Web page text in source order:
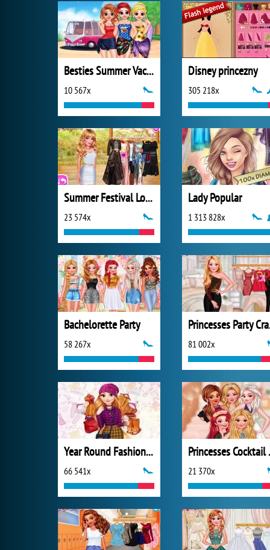
Besties Summer Vacation
10 567x
Disney princezny
305 218x
Summer Festival Looks
23 574x
Lady Popular
1 313 828x
Bachelorette Party
58 267x 81 002x
Year Round Fashionista: Rapunzel
66 541x 21 370x